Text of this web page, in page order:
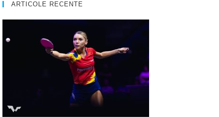
ARTICOLE RECENTE